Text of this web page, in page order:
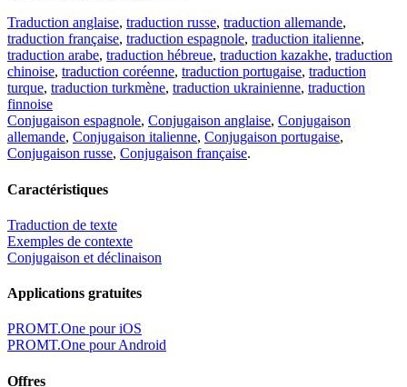
Traduction anglaise, traduction russe, traduction allemande,
traduction française, traduction espagnole, traduction italienne,
traduction arabe, traduction hébreue, traduction kazakhe, traduction
chinoise, traduction coréenne, traduction portugaise, traduction
turque, traduction turkmène, traduction ukrainienne, traduction
finnoise
Conjugaison espagnole, Conjugaison anglaise, Conjugaison
allemande, Conjugaison italienne, Conjugaison portugaise,
Conjugaison russe, Conjugaison française.
Caractéristiques
Traduction de texte
Exemples de contexte
Conjugaison et déclinaison
Applications gratuites
PROMT.One pour iOS
PROMT.One pour Android
Offres